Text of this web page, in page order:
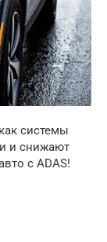
системы
и снижают
с ADAS!